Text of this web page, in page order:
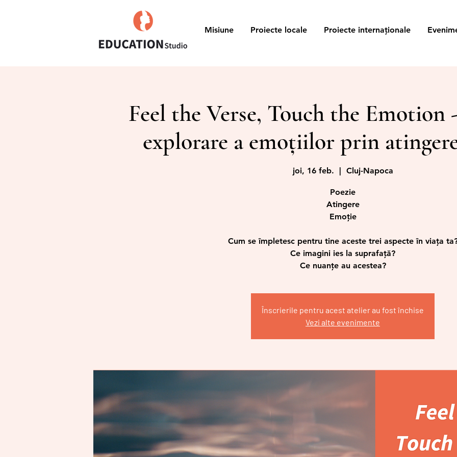
Misiune Proiecte locale Proiecte internaționale
Feel the Verse, Touch the
explorare a emoțiilor prin
joi, 16 feb. Cluj-Napoca
Poezie
Atingere
Emoție
Cum se împletesc pentru tine aceste trei aspecte în viața
Ce imagini ies la suprafață?
Ce nuanțe au acestea?
Înscrierile pentru acest atelier au fost închise
Vezi alte evenimente